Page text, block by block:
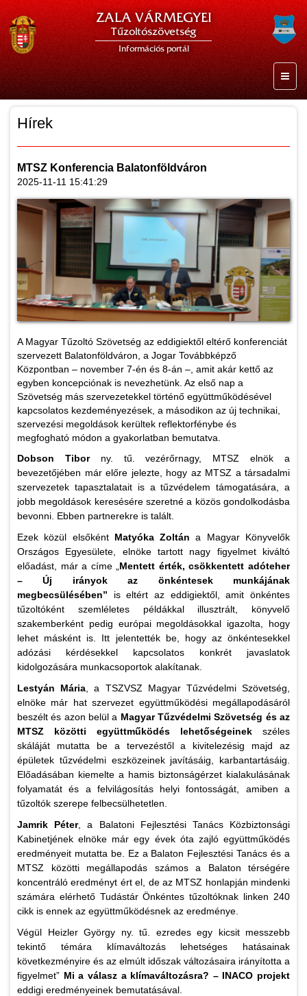
ZALA VÁRMEGYEI
Tűzoltószövetség
Információs portál
Hírek
MTSZ Konferencia Balatonföldváron
2025-11-11 15:41:29
A Magyar Tűzoltó Szövetség az eddigiektől eltérő konferenciát
szervezett Balatonföldváron, a Jogar Továbbképző
Központban – november 7-én és 8-án –, amit akár kettő az
egyben koncepciónak is nevezhetünk. Az első nap a
Szövetség más szervezetekkel történő együttműködésével
kapcsolatos kezdeményezések, a másodikon az új technikai,
szervezési megoldások kerültek reflektorfénybe és
megfogható módon a gyakorlatban bemutatva.
Dobson Tiborny. tű. vezérőrnagy, MTSZ elnök a
bevezetőjében már előre jelezte, hogy az MTSZ a társadalmi
szervezetek tapasztalatait is a tűzvédelem támogatására, a
jobb megoldások keresésére szeretné a közös gondolkodásba
bevonni. Ebben partnerekre is talált.
Ezek közül elsőként Matyóka Zoltán a Magyar Könyvelők
Országos Egyesülete, elnöke tartott nagy figyelmet kiváltó
előadást, már a címe „ Mentett érték, csökkentett adóteher
– Új irányok az önkéntesek munkájának
megbecsülésében” is eltért az eddigiektől, amit önkéntes
tűzoltóként szemléletes példákkal illusztrált, könyvelő
szakemberként pedig európai megoldásokkal igazolta, hogy
lehet másként is. Itt jelentették be, hogy az önkéntesekkel
adózási kérdésekkel kapcsolatos konkrét javaslatok
kidolgozására munkacsoportok alakítanak.
Lestyán Mária , a TSZVSZ Magyar Tűzvédelmi Szövetség,
elnöke már hat szervezet együttműködési megállapodásáról
beszélt és azon belül a Magyar Tűzvédelmi Szövetség és az
MTSZ közötti együttműködés lehetőségeinek széles
skáláját mutatta be a tervezéstől a kivitelezésig majd az
épületek tűzvédelmi eszközeinek javításáig, karbantartásáig.
Előadásában kiemelte a hamis biztonságérzet kialakulásának
folyamatát és a felvilágosítás helyi fontosságát, amiben a
tűzoltók szerepe felbecsülhetetlen.
Jamrik Péter, a Balatoni Fejlesztési Tanács Közbiztonsági
Kabinetjének elnöke már egy évek óta zajló együttműködés
eredményeit mutatta be. Ez a Balaton Fejlesztési Tanács és a
MTSZ közötti megállapodás számos a Balaton térségére
koncentráló eredményt ért el, de az MTSZ honlapján mindenki
számára elérhető Tudástár Önkéntes tűzoltóknak linken 240
cikk is ennek az együttműködésnek az eredménye.
Végül Heizler György ny. tű. ezredes egy kicsit messzebb
tekintő témára klímaváltozás lehetséges hatásainak
következményire és az elmúlt időszak változásaira irányította a
figyelmet” Mi a válasz a klímaváltozásra? – INACO projekt
eddigi eredményeinek bemutatásával.